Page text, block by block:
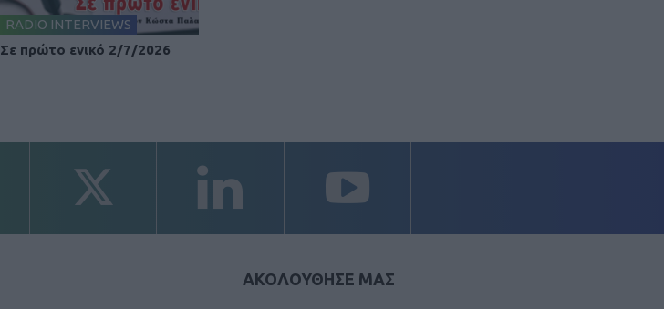
RADIO INTERVIEWS
Σε πρώτο ενικό 2/7/2026
ΑΚΟΛΟΥΘΗΣΕ ΜΑΣ